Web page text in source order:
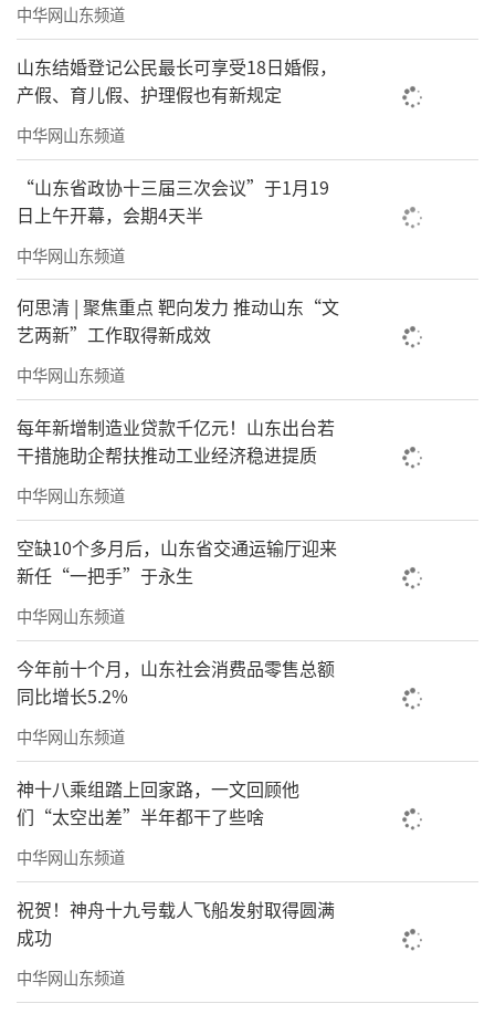
中华网山东频道
山东结婚登记公民最长可享受18日婚假，
产假、育儿假、护理假也有新规定
中华网山东频道
“山东省政协十三届三次会议”于1月19
日上午开幕，会期4天半
中华网山东频道
何思清 | 聚焦重点 靶向发力 推动山东“文
艺两新”工作取得新成效
中华网山东频道
每年新增制造业贷款千亿元！山东出台若
干措施助企帮扶推动工业经济稳进提质
中华网山东频道
空缺10个多月后，山东省交通运输厅迎来
新任“一把手”于永生
中华网山东频道
今年前十个月，山东社会消费品零售总额
同比增长5.2%
中华网山东频道
神十八乘组踏上回家路，一文回顾他
们“太空出差”半年都干了些啥
中华网山东频道
祝贺！神舟十九号载人飞船发射取得圆满
成功
中华网山东频道